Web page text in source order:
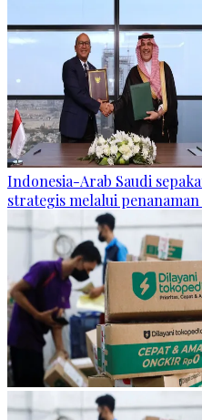
Indonesia-Arab Saudi
strategis melalui